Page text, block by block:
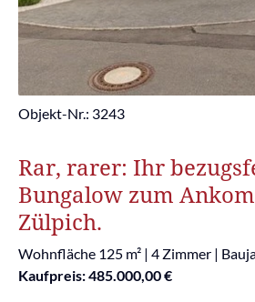
Objekt-Nr.: 3243
Rar, rarer: Ihr
Bungalow zum
Zülpich.
Wohnfläche 125 m² | 4 Zimmer |
Kaufpreis: 485.000,00 €